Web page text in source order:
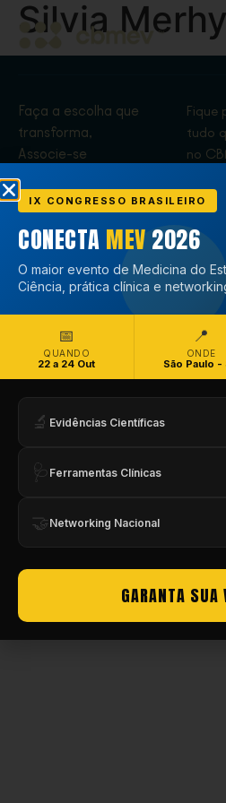
Silvia
Faça a escolha que
transforma,
Associe-se
Associe-se
Fique
tudo
no
IX CONGRESSO BRASILEIRO
CONECTA MEV 2026
O maior evento de Medicina do
Ciência, prática clínica e
📅
QUANDO
22 a 24 Out
📍
ONDE
São Paulo -
🔬 Evidências Científicas
🩺 Ferramentas Clínicas
🤝 Networking Nacional
GARANTA